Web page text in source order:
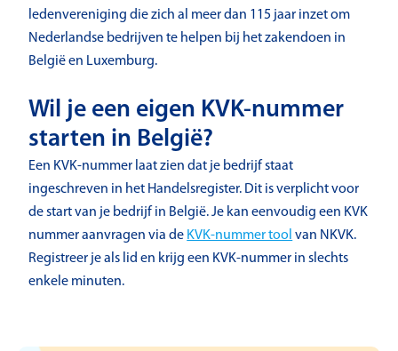
ledenvereniging die zich al meer dan 115 jaar inzet om
Nederlandse bedrijven te helpen bij het zakendoen in
België en Luxemburg.
Wil je een eigen KVK-nummer
starten in België?
Een KVK-nummer laat zien dat je bedrijf staat
ingeschreven in het Handelsregister. Dit is verplicht voor
de start van je bedrijf in België. Je kan eenvoudig een KVK
nummer aanvragen via de KVK-nummer tool van NKVK.
Registreer je als lid en krijg een KVK-nummer in slechts
enkele minuten.